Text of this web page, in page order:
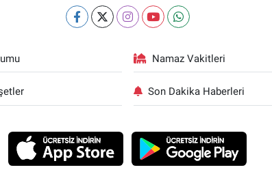
Namaz Vakitleri
Son Dakika Haberleri